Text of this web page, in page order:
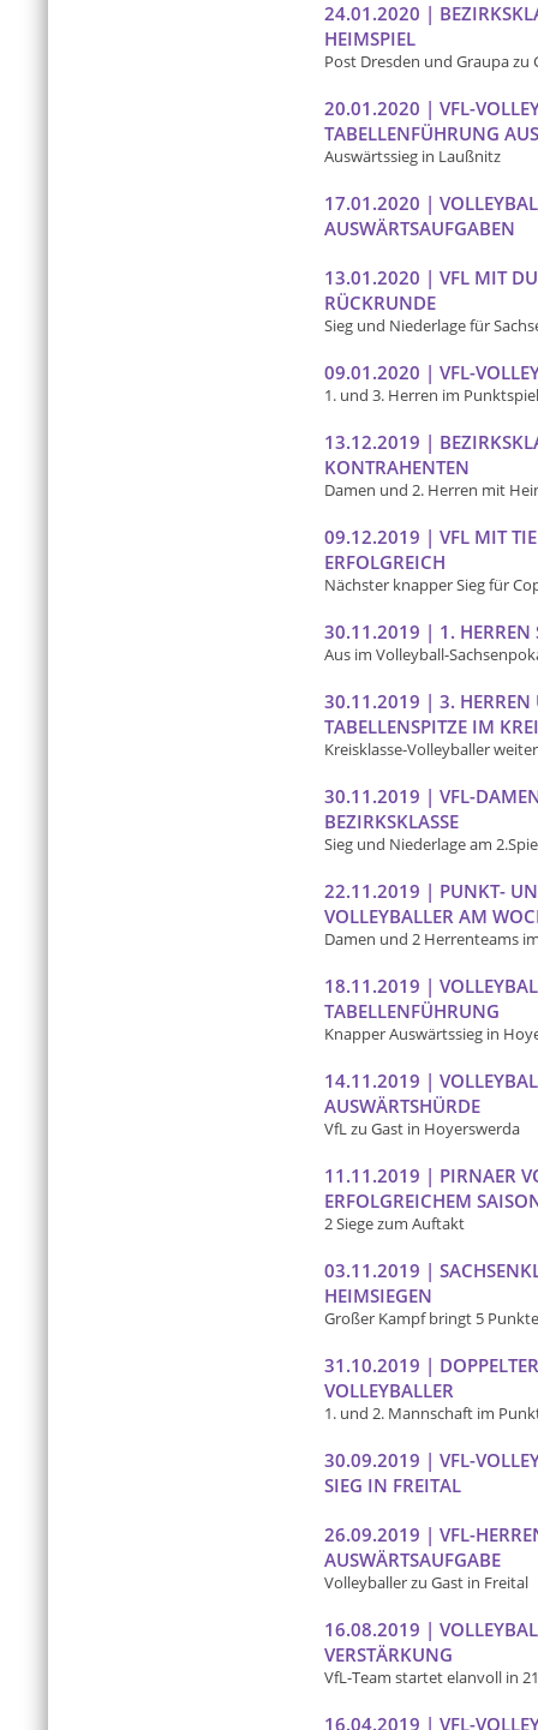
24.01.2020 |
HEIMSPIEL
Post Dresden und Graupa zu
20.01.2020 | VFL-
TABELLENFÜHRUNG AUS
Auswärtssieg in Laußnitz
17.01.2020 |
AUSWÄRTSAUFGABEN
13.01.2020 | VFL MIT
RÜCKRUNDE
Sieg und Niederlage für
09.01.2020 | VFL-
1. und 3. Herren im
13.12.2019 |
KONTRAHENTEN
Damen und 2. Herren mit
09.12.2019 | VFL MIT
ERFOLGREICH
Nächster knapper Sieg für
30.11.2019 | 1. HERREN
Aus im Volleyball-
30.11.2019 | 3. HERREN
TABELLENSPITZE IM
Kreisklasse-Volleyballer
30.11.2019 | VFL-
BEZIRKSKLASSE
Sieg und Niederlage am
22.11.2019 | PUNKT-
VOLLEYBALLER AM
Damen und 2 Herrenteams
18.11.2019 |
TABELLENFÜHRUNG
Knapper Auswärtssieg in
14.11.2019 |
AUSWÄRTSHÜRDE
VfL zu Gast in Hoyerswerda
11.11.2019 | PIRNAER
ERFOLGREICHEM
2 Siege zum Auftakt
03.11.2019 |
HEIMSIEGEN
Großer Kampf bringt 5 Punkte
31.10.2019 |
VOLLEYBALLER
1. und 2. Mannschaft im
30.09.2019 | VFL-
SIEG IN FREITAL
26.09.2019 | VFL-
AUSWÄRTSAUFGABE
Volleyballer zu Gast in Freital
16.08.2019 |
VERSTÄRKUNG
VfL-Team startet elanvoll in
16.04.2019 | VFL-